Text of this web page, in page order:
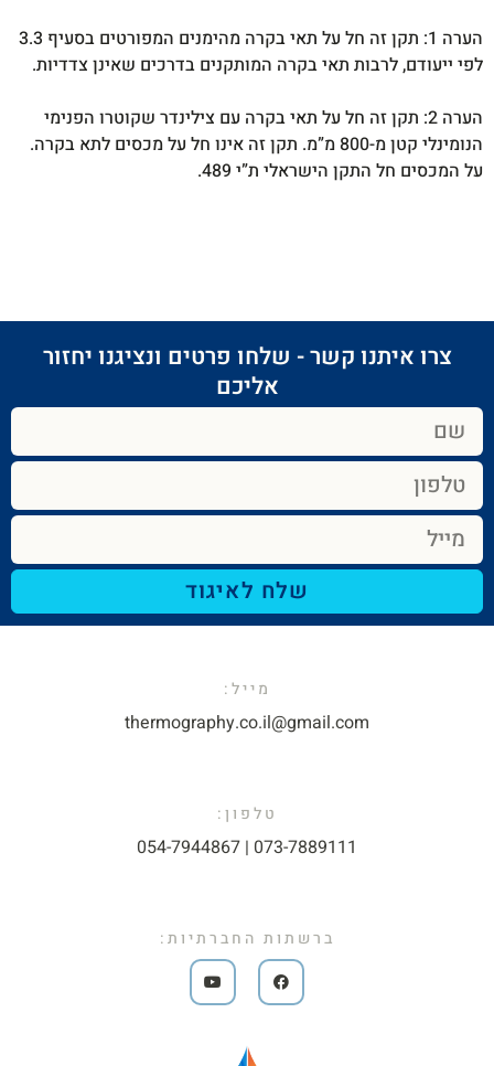
הערה 1: תקן זה חל על תאי בקרה מהימנים המפורטים בסעיף 3.3
לפי ייעודם, לרבות תאי בקרה המותקנים בדרכים שאינן צדדיות.
הערה 2: תקן זה חל על תאי בקרה עם צילינדר שקוטרו הפנימי
הנומינלי קטן מ-800 מ”מ. תקן זה אינו חל על מכסים לתא בקרה.
על המכסים חל התקן הישראלי ת”י 489.
צרו איתנו קשר - שלחו פרטים ונציגנו יחזור
אליכם​
שלח לאיגוד
מייל:​
thermography.co.il@gmail.com​
טלפון:
073-7889111 | 054-7944867​
ברשתות החברתיות: